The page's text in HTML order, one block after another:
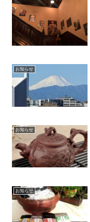
お知らせ
お知らせ
お知らせ